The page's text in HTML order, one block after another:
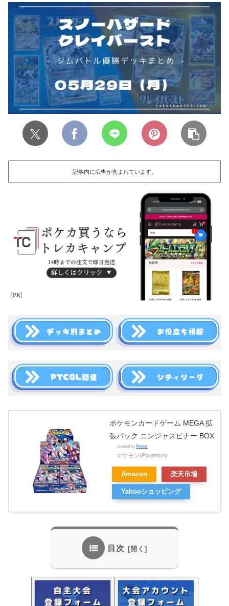
記事内に広告が含まれています。
ポケモンカードゲーム MEGA 拡
張パック ニンジャスピナー BOX
created by Rinker
ポケモン(Pokemon)
Amazon 楽天市場
Yahooショッピング
目次